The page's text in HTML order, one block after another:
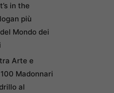
in the
più
Mondo dei
Arte e
Madonnari
al